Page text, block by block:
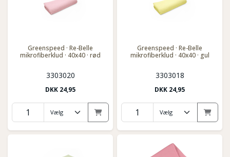
Greenspeed · Re-Belle
mikrofiberklud · 40x40 · rød
3303020
DKK 24,95
Greenspeed · Re-Belle
mikrofiberklud · 40x40 · gul
3303018
DKK 24,95